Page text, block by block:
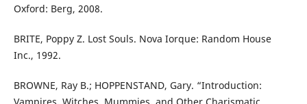
Oxford: Berg, 2008.
BRITE, Poppy Z. Lost Souls. Nova Iorque: Random House
Inc., 1992.
BROWNE, Ray B.; HOPPENSTAND, Gary. “Introduction: